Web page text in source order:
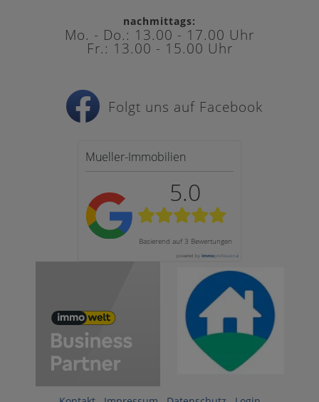
nachmittags:
Mo. - Do.: 13.00 - 17.00 Uhr
Fr.: 13.00 - 15.00 Uhr
Folgt uns auf Facebook
Mueller-Immobilien
5.0
Basierend auf 3 Bewertungen
powered by Immoprofessional